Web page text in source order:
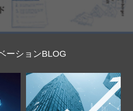
ーションBLOG